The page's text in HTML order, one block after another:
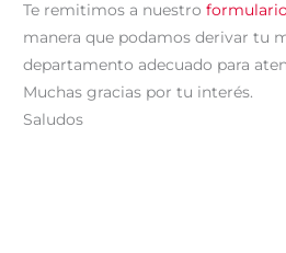
Te remitimos a nuestro
manera que podamos derivar tu
departamento adecuado para
Muchas gracias por tu interés.
Saludos